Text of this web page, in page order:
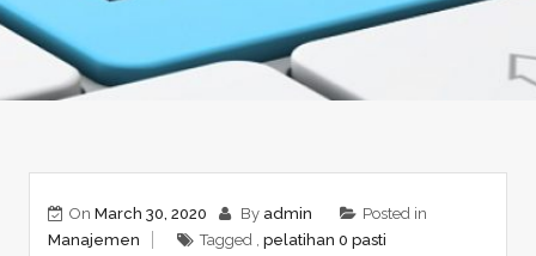
On March 30, 2020 By admin
Posted in
Manajemen
Tagged , pelatihan 0 pasti